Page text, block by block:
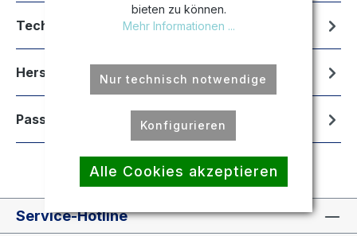
Technische Daten
Hersteller
Passend für
Service-Hotline
bieten zu können.
Mehr Informationen ...
Nur technisch notwendige
Konfigurieren
Alle Cookies akzeptieren